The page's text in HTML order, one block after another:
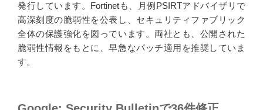
発行しています。Fortinetも、月例PSIRTアドバイザリで
高深刻度の脆弱性を公表し、セキュリティファブリック
全体の保護強化を図っています。両社とも、公開された
脆弱性情報をもとに、早急なパッチ適用を推奨していま
す。